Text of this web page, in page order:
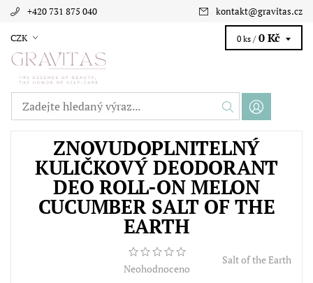
+420 731 875 040 kontakt@gravitas.cz
CZK 0 ks / 0 Kč
ZNOVUDOPLNITELNÝ
KULIČKOVÝ DEODORANT
DEO ROLL-ON MELON
CUCUMBER SALT OF THE
EARTH
Neohodnoceno
Salt of the Earth